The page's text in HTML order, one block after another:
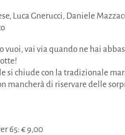
Luca Gnerucci, Daniele
vuoi, vai via quando ne hai
si chiude con la tradizionale
mancherà di riservare delle
65: € 9,00